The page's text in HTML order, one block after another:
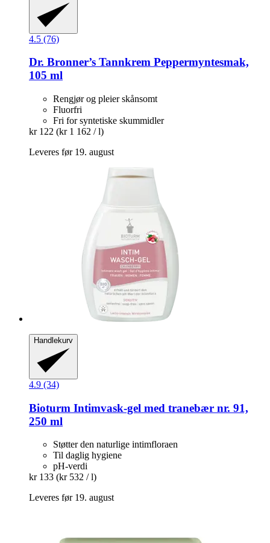
4.5 (76)
Dr. Bronner’s Tannkrem Peppermyntesmak,
105 ml
Rengjør og pleier skånsomt
Fluorfri
Fri for syntetiske skummidler
kr 122 (kr 1 162 / l)
Leveres før 19. august
Handlekurv
4.9 (34)
Bioturm Intimvask-​gel med tranebær nr. 91,
250 ml
Støtter den naturlige intimfloraen
Til daglig hygiene
pH-verdi
kr 133 (kr 532 / l)
Leveres før 19. august